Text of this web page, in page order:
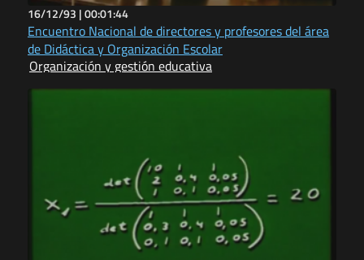
16/12/93 |00:01:44
Encuentro Nacional de directores y profesores del área
de Didáctica y Organización Escolar
Organización y gestión educativa